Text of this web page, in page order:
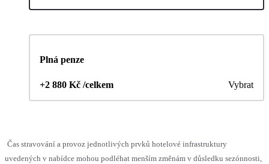
Plná penze
+2 880 Kč /celkem Vybrat
Čas stravování a provoz jednotlivých prvků hotelové infrastruktury
uvedených v nabídce mohou podléhat menším změnám v důsledku sezónnosti,